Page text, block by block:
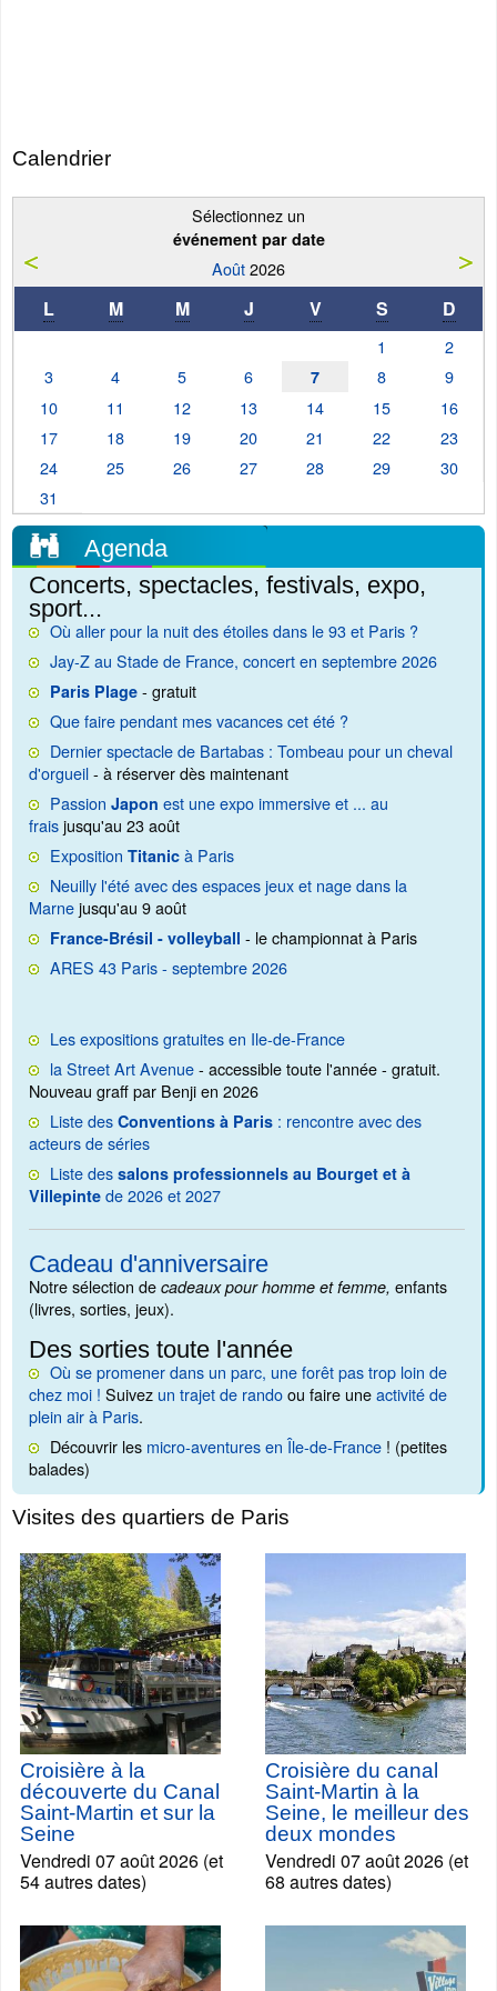
Calendrier
Sélectionnez un
événement par date
Août2026
L M M J V S D
1
2
3
4 5 6 7 8
9
10
11 12 13 14 15
16
17
18 19 20 21 22
23
24
25 26 27 28 29
30
31
Agenda
Concerts, spectacles, festivals, expo,
sport...
Où aller pour la nuit des étoiles dans le 93 et Paris ?
Jay-Z au Stade de France, concert en septembre 2026
Paris Plage - gratuit
Que faire pendant mes vacances cet été ?
Dernier spectacle de Bartabas : Tombeau pour un cheval
d'orgueil- à réserver dès maintenant
Passion Japon est une expo immersive et ... au
fraisjusqu'au 23 août
Exposition Titanic à Paris
Neuilly l'été avec des espaces jeux et nage dans la
Marnejusqu'au 9 août
France-Brésil - volleyball - le championnat à Paris
ARES 43 Paris - septembre 2026
Les expositions gratuites en Ile-de-France
la Street Art Avenue- accessible toute l'année - gratuit.
Nouveau graff par Benji en 2026
Liste des Conventions à Paris : rencontre avec des
acteurs de séries
Liste des salons professionnels au Bourget et à
Villepinte de 2026 et 2027
Cadeau d'anniversaire
Notre sélection de cadeaux pour homme et femme, enfants
(livres, sorties, jeux).
Des sorties toute l'année
Où se promener dans un parc, une forêt pas trop loin de
chez moi ! Suivez un trajet de randoou faire uneactivité de
plein air à Paris.
Découvrir les micro-aventures en Île-de-France ! (petites
balades)
Visites des quartiers de Paris
Croisière à la
découverte du Canal
Saint-Martin et sur la
Seine
Vendredi 07 août 2026 (et
54 autres dates)
Croisière du canal
Saint-Martin à la
Seine, le meilleur des
deux mondes
Vendredi 07 août 2026 (et
68 autres dates)